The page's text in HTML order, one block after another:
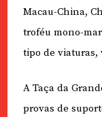
Macau-China,
troféu mono-
tipo de viaturas,
A Taça da
provas de